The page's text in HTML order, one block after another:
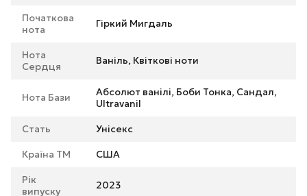
Початкова
нота
Гіркий Мигдаль
Нота
Сердця
Ваніль, Квіткові ноти
Нота Бази
Абсолют ванілі, Боби Тонка, Сандал,
Ultravanil
Стать Унісекс
Країна ТМ США
Рік
випуску
2023